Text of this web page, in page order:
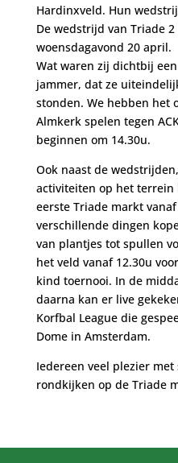
Hardinxveld. Hun
De wedstrijd van Triade
woensdagavond 20 april.
Wat waren zij dichtbij
jammer, dat ze
stonden. We hebben het
Almkerk spelen tegen
beginnen om 14.30u.
Ook naast de
activiteiten op het terrein
eerste Triade markt
verschillende dingen
van plantjes tot spullen
het veld vanaf 12.30u
kind toernooi. In de
daarna kan er live
Korfbal League die
Dome in Amsterdam.
Iedereen veel plezier
rondkijken op de Triade